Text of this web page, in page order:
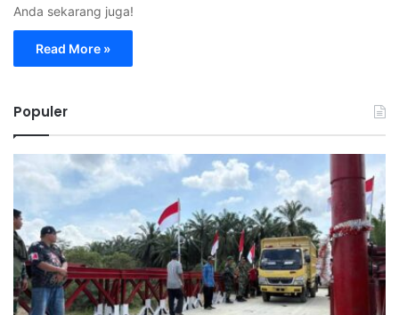
Anda sekarang juga!
Read More »
Populer